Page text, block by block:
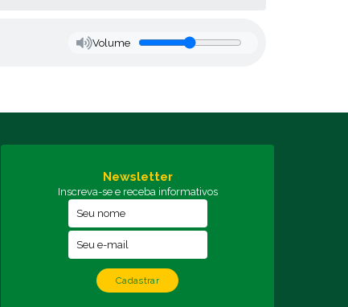
Volume
Newsletter
Inscreva-se e receba informativos
Cadastrar